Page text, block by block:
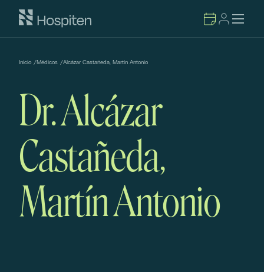
Inicio /Médicos /Alcázar Castañeda, Martín Antonio
Dr. Alcázar
Castañeda,
Martín Antonio